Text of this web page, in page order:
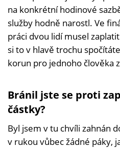
na konkrétní hodinové
služby hodně narostl. Ve
práci dvou lidí musel
si to v hlavě trochu
korun pro jednoho člověka
Bránil jste se proti
částky?
Byl jsem v tu chvíli zahnán
v rukou vůbec žádné páky,